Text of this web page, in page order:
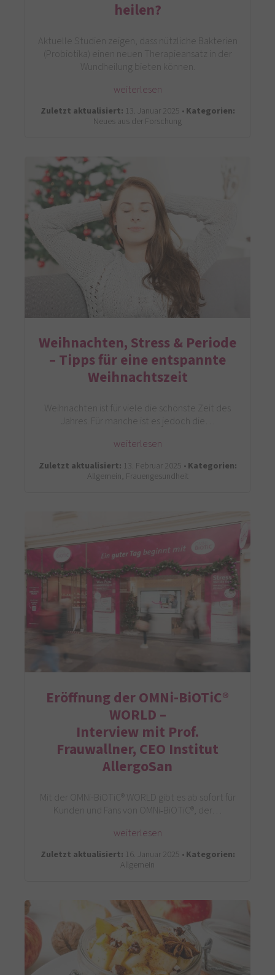
heilen?
Aktuelle Studien zeigen, dass nützliche Bakterien
(Probiotika) einen neuen Therapieansatz in der
Wundheilung bieten können.
weiterlesen
Zuletzt aktualisiert: 13. Januar 2025 •Kategorien:
Neues aus der Forschung
Weihnachten, Stress & Periode
– Tipps für eine entspannte
Weihnachtszeit
Weihnachten ist für viele die schönste Zeit des
Jahres. Für manche ist es jedoch die…
weiterlesen
Zuletzt aktualisiert: 13. Februar 2025 •Kategorien:
Allgemein, Frauengesundheit
Eröffnung der OMNi-BiOTiC®
WORLD –
Interview mit Prof.
Frauwallner, CEO Institut
AllergoSan
Mit der OMNi-BiOTiC® WORLD gibt es ab sofort für
Kunden und Fans von OMNi‐BiOTiC®, der…
weiterlesen
Zuletzt aktualisiert: 16. Januar 2025 •Kategorien:
Allgemein